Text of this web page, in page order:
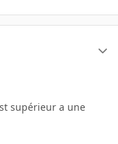
supérieur a une